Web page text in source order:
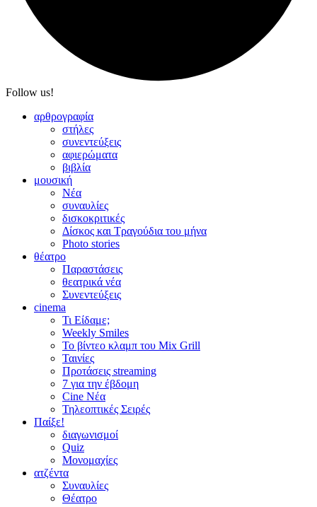
Follow us!
αρθρογραφία
στήλες
συνεντεύξεις
αφιερώματα
βιβλία
μουσική
Νέα
συναυλίες
δισκοκριτικές
Δίσκος και Τραγούδια του μήνα
Photo stories
θέατρο
Παραστάσεις
θεατρικά νέα
Συνεντεύξεις
cinema
Τι Είδαμε;
Weekly Smiles
Το βίντεο κλαμπ του Mix Grill
Ταινίες
Προτάσεις streaming
7 για την έβδομη
Cine Νέα
Τηλεοπτικές Σειρές
Παίξε!
διαγωνισμοί
Quiz
Μονομαχίες
ατζέντα
Συναυλίες
Θέατρο